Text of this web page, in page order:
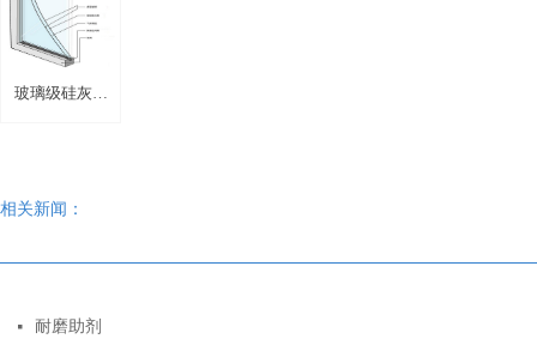
玻璃级硅灰石
相关新闻：
넷 耐磨助剂